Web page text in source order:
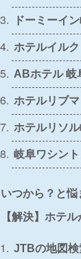
＞公式
＞公式
ドーミーイ
ホテルイル
ABホテル 岐
ホテルリブ
ホテルリソ
岐阜ワシン
いつから？と悩
【解決】ホテ
JTBの地図検